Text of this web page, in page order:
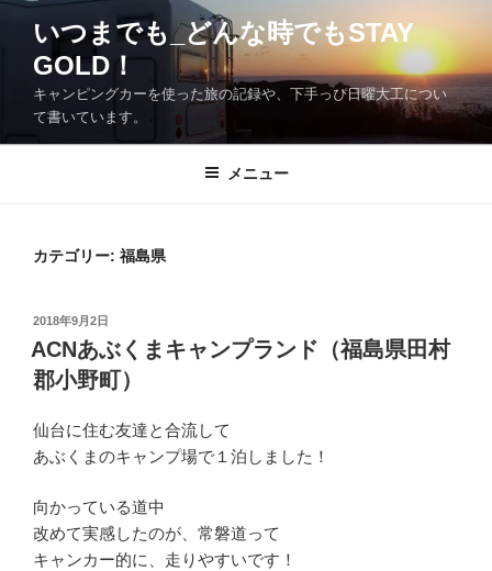
へ
いつまでも_どんな時でもSTAY
GOLD！
キャンピングカーを使った旅の記録や、下手っぴ日曜大工につい
て書いています。
メニュー
カテゴリー: 福島県
投
稿
日:
2018年9月2日
ACNあぶくまキャンプランド（福島県田村
郡小野町）
仙台に住む友達と合流して
あぶくまのキャンプ場で１泊しました！
向かっている道中
改めて実感したのが、常磐道って
キャンカー的に、走りやすいです！